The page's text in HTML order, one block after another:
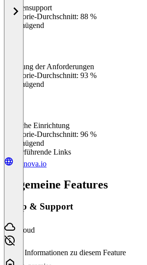
%
Kundensupport
Kategorie-Durchschnitt: 88 %
Ungenügend
Erfüllung der Anforderungen
Kategorie-Durchschnitt: 93 %
Ungenügend
Einfache Einrichtung
Kategorie-Durchschnitt: 96 %
Ungenügend
Weiterführende Links
scanova.io
Allgemeine Features
Setup & Support
Cloud
Keine Informationen zu diesem Feature